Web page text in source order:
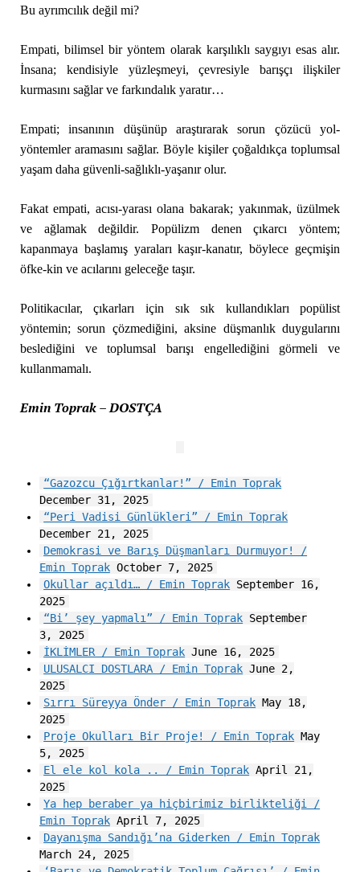
Bu ayrımcılık değil mi?
Empati, bilimsel bir yöntem olarak karşılıklı saygıyı esas alır.
İnsana; kendisiyle yüzleşmeyi, çevresiyle barışçı ilişkiler
kurmasını sağlar ve farkındalık yaratır…
Empati; insanının düşünüp araştırarak sorun çözücü yol-
yöntemler aramasını sağlar. Böyle kişiler çoğaldıkça toplumsal
yaşam daha güvenli-sağlıklı-yaşanır olur.
Fakat empati, acısı-yarası olana bakarak; yakınmak, üzülmek
ve ağlamak değildir. Popülizm denen çıkarcı yöntem;
kapanmaya başlamış yaraları kaşır-kanatır, böylece geçmişin
öfke-kin ve acılarını geleceğe taşır.
Politikacılar, çıkarları için sık sık kullandıkları popülist
yöntemin; sorun çözmediğini, aksine düşmanlık duygularını
beslediğini ve toplumsal barışı engellediğini görmeli ve
kullanmamalı.
Emin Toprak – DOSTÇA
“Gazozcu Çığırtkanlar!” / Emin Toprak
December 31, 2025
“Peri Vadisi Günlükleri” / Emin Toprak
December 21, 2025
Demokrasi ve Barış Düşmanları Durmuyor! /
Emin ToprakOctober 7, 2025
Okullar açıldı… / Emin Toprak September 16,
2025
“Bi’ şey yapmalı” / Emin Toprak September
3, 2025
İKLİMLER / Emin Toprak June 16, 2025
ULUSALCI DOSTLARA / Emin Toprak June 2,
2025
Sırrı Süreyya Önder / Emin Toprak May 18,
2025
Proje Okulları Bir Proje! / Emin Toprak May
5, 2025
El ele kol kola .. / Emin Toprak April 21,
2025
Ya hep beraber ya hiçbirimiz birlikteliği /
Emin ToprakApril 7, 2025
Dayanışma Sandığı’na Giderken / Emin Toprak
March 24, 2025